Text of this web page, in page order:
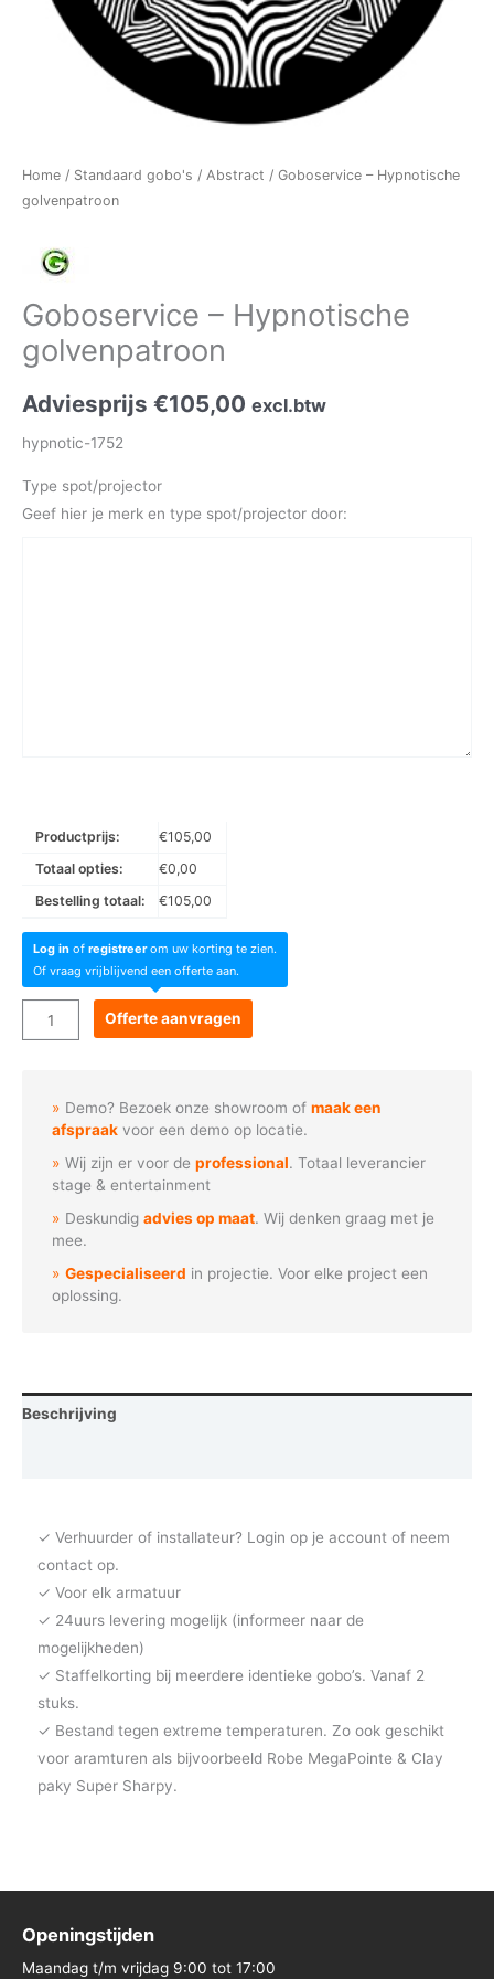
Home / Standaard gobo's / Abstract / Goboservice – Hypnotische
golvenpatroon
Goboservice – Hypnotische
golvenpatroon
Adviesprijs €105,00 excl.btw
hypnotic-1752
Type spot/projector
Geef hier je merk en type spot/projector door:
Productprijs: €105,00
Totaal opties:
€0,00
Bestelling totaal:
€105,00
Log in of registreerom uw korting te zien.
Of vraag vrijblijvend een offerte aan.
Goboservice
-
aantal
Offerte aanvragen
Demo? Bezoek onze showroom ofmaak een
afspraak voor een demo op locatie.
Wij zijn er voor deprofessional. Totaal leverancier
stage & entertainment
Deskundigadvies op maat. Wij denken graag met je
mee.
Gespecialiseerd in projectie. Voor elke project een
oplossing.
Beschrijving
✓ Verhuurder of installateur? Login op je account of neem
contact op.
✓ Voor elk armatuur
✓ 24uurs levering mogelijk (informeer naar de
mogelijkheden)
✓ Staffelkorting bij meerdere identieke gobo’s. Vanaf 2
stuks.
✓ Bestand tegen extreme temperaturen. Zo ook geschikt
voor aramturen als bijvoorbeeld Robe MegaPointe & Clay
paky Super Sharpy.
Openingstijden
Maandag t/m vrijdag 9:00 tot 17:00